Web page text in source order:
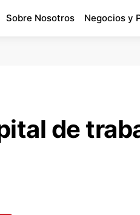
Sobre Nosotros Negocios y
de